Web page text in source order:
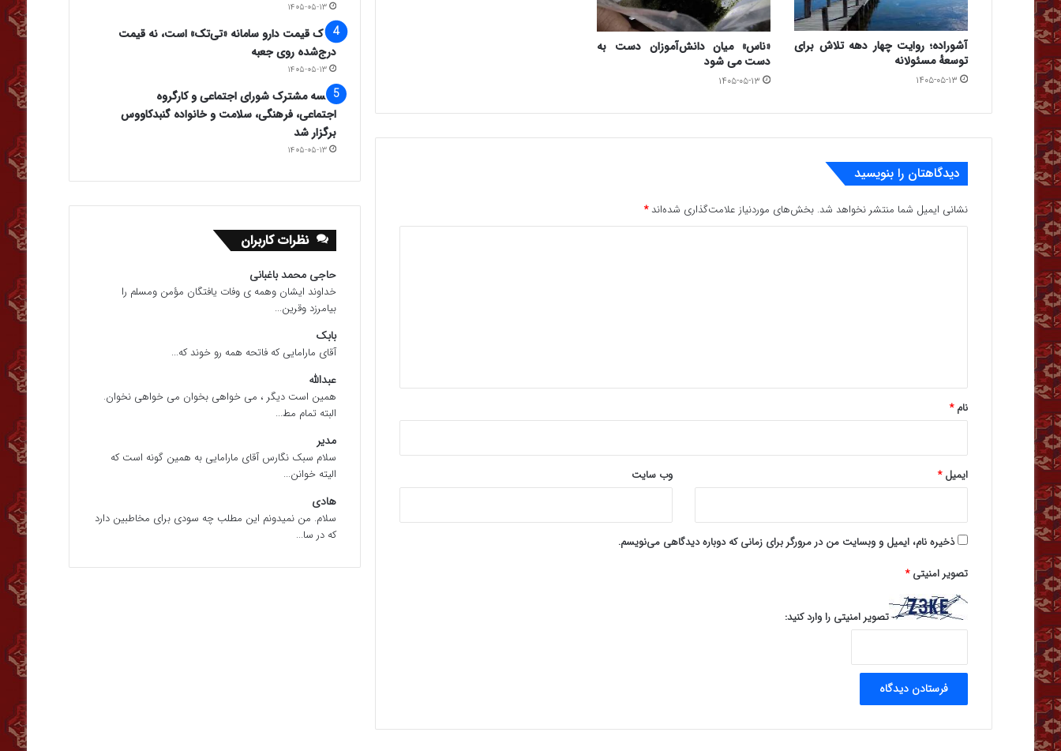
آشوراده؛ روایت چهار دهه تلاش برای
توسعهٔ مسئولانه
۱۴۰۵-۰۵-۱۳
«ناس» میان دانش‌آموزان دست به
دست می شود
۱۴۰۵-۰۵-۱۳
دیدگاهتان را بنویسید
نشانی ایمیل شما منتشر نخواهد شد. بخش‌های موردنیاز علامت‌گذاری شده‌اند*
نام*
ایمیل* وب‌ سایت
ذخیره نام، ایمیل و وبسایت من در مرورگر برای زمانی که دوباره دیدگاهی می‌نویسم.
تصویر امنیتی*
تصویر امنیتی را وارد کنید:
۱۴۰۵-۰۵-۱۳
ملاک قیمت دارو سامانه «تی‌تک» است، نه قیمت
درج‌شده روی جعبه
۱۴۰۵-۰۵-۱۳
جلسه مشترک شورای اجتماعی و کارگروه
اجتماعی، فرهنگی، سلامت و خانواده گنبدکاووس
برگزار شد
۱۴۰۵-۰۵-۱۳
نظرات کاربران
حاجی محمد باغبانی
خداوند ایشان وهمه ی وفات یافتگان مؤمن ومسلم را
بیامرزد وقرین...
بابک
آقای مارامایی که فاتحه همه رو خوند که...
عبدالله
همین است دیگر ، می خواهی بخوان می خواهی نخوان.
البته تمام مط...
مدیر
سلام سبک نگارس آقای مارامایی به همین گونه است که
الیته خوانن...
هادی
سلام. من نمیدونم این مطلب چه سودی برای مخاطبین دارد
که در سا...